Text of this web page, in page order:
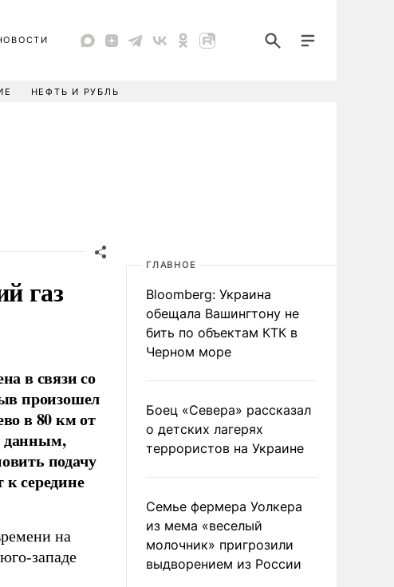
НЕФТЬ И РУБЛЬ
газ
в связи со
произошел
в 80 км от
данным,
подачу
середине
на
западе
ГЛАВНОЕ
Bloomberg: Украина
обещала Вашингтону не
бить по объектам КТК в
Черном море
Боец «Севера» рассказал
о детских лагерях
террористов на Украине
Семье фермера Уолкера
из мема «веселый
молочник» пригрозили
выдворением из России